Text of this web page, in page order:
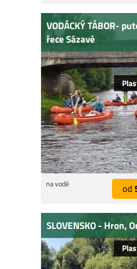
VODÁCKÝ TÁBOR-
řece Sázavě
na vodě od
SLOVENSKO - Hron,